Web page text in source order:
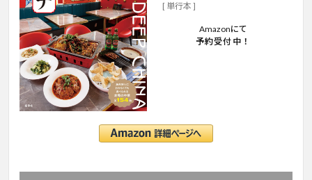
[ 単行本 ]
Amazonにて
予約受付中！